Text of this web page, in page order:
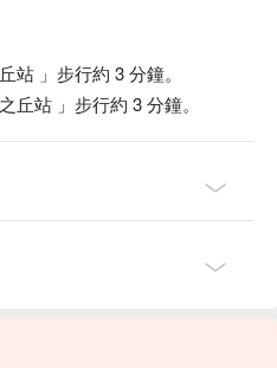
站 」步行約 3 分鐘。
丘站 」步行約 3 分鐘。